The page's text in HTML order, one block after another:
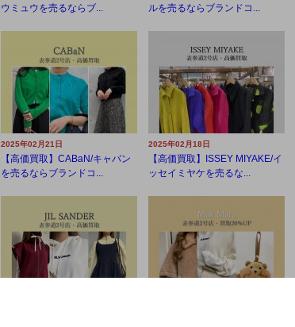
ウミュウを売るならブ...
ルを売るならブランドコ...
2025年02月21日
【高価買取】CABaN/キャバン
を売るならブランドコ...
2025年02月18日
【高価買取】ISSEY MIYAKE/イ
ッセイミヤケを売るな...